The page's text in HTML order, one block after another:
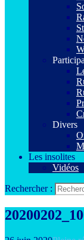
Divers
Les insolites
Vidéos
Rechercher :